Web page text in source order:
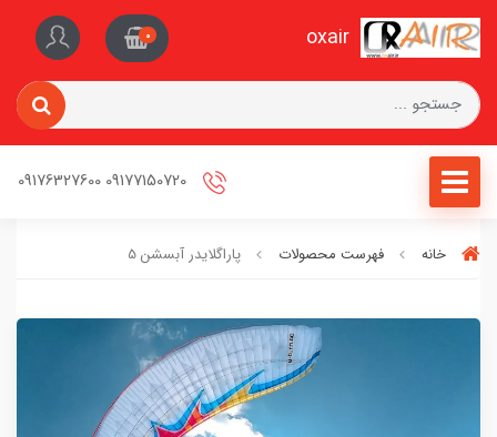
oxair
0
خانه فهرست محصولات پاراگلایدر آبسشن 5